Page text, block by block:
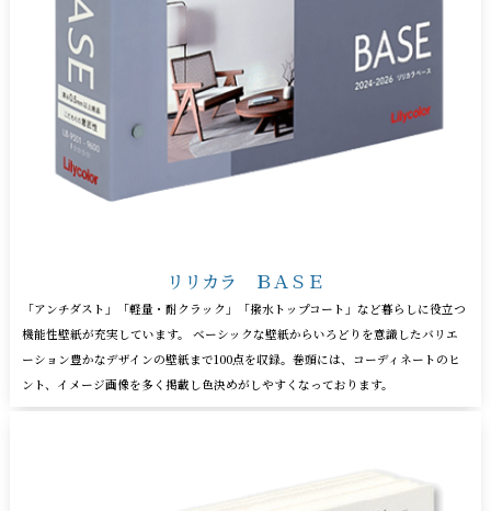
リリカラ ＢＡＳＥ
「アンチダスト」「軽量・耐クラック」「撥水トップコート」など暮らしに役立つ
機能性壁紙が充実しています。 ベーシックな壁紙からいろどりを意識したバリエ
ーション豊かなデザインの壁紙まで100点を収録。巻頭には、コーディネートのヒ
ント、イメージ画像を多く掲載し色決めがしやすくなっております。